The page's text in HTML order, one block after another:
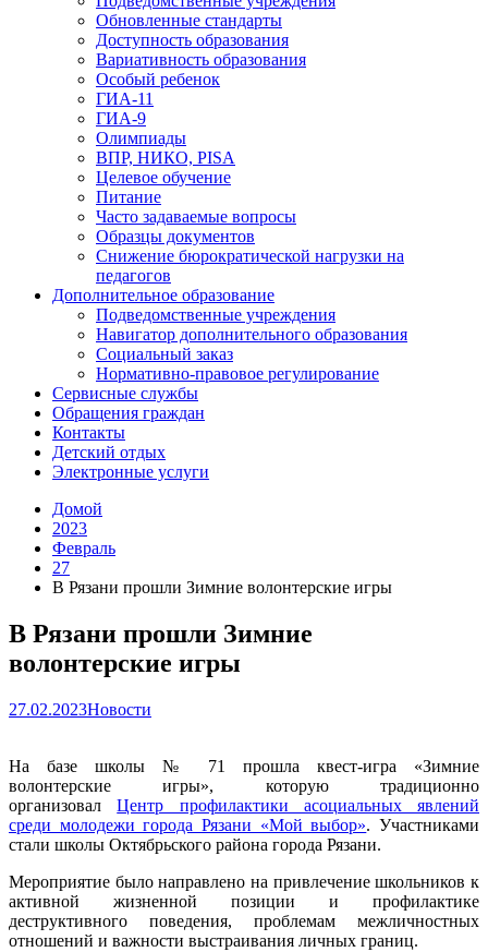
Обновленные стандарты
Доступность образования
Вариативность образования
Особый ребенок
ГИА-11
ГИА-9
Олимпиады
ВПР, НИКО, PISA
Целевое обучение
Питание
Часто задаваемые вопросы
Образцы документов
Снижение бюрократической нагрузки на
педагогов
Дополнительное образование
Подведомственные учреждения
Навигатор дополнительного образования
Социальный заказ
Нормативно-правовое регулирование
Сервисные службы
Обращения граждан
Контакты
Детский отдых
Электронные услуги
Домой
2023
Февраль
27
В Рязани прошли Зимние волонтерские игры
В Рязани прошли Зимние
волонтерские игры
27.02.2023Новости
На базе школы № 71 прошла квест-игра «Зимние
волонтерские игры», которую традиционно
организовалЦентр профилактики асоциальных явлений
среди молодежи города Рязани «Мой выбор». Участниками
стали школы Октябрьского района города Рязани.
Мероприятие было направлено на привлечение школьников к
активной жизненной позиции и профилактике
деструктивного поведения, проблемам межличностных
отношений и важности выстраивания личных границ.